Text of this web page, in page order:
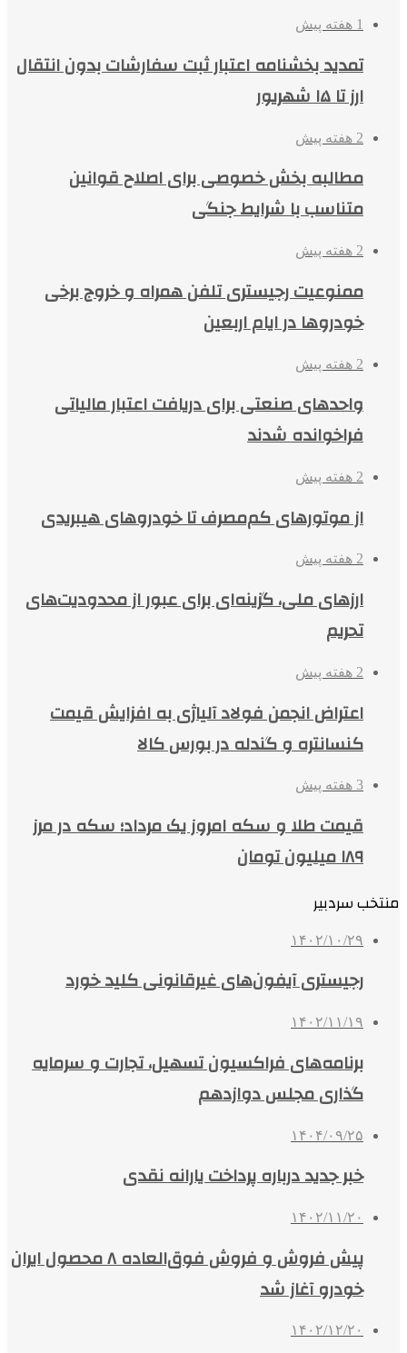
1 هفته پیش
تمدید بخشنامه اعتبار ثبت سفارشات بدون انتقال
ارز تا ۱۵ شهریور
2 هفته پیش
مطالبه بخش خصوصی برای اصلاح قوانین
متناسب با شرایط جنگی
2 هفته پیش
ممنوعیت رجیستری تلفن همراه و خروج برخی
خودروها در ایام اربعین
2 هفته پیش
واحدهای صنعتی برای دریافت اعتبار مالیاتی
فراخوانده شدند
2 هفته پیش
از موتورهای کم‌مصرف تا خودروهای هیبریدی
2 هفته پیش
ارزهای ملی، گزینه‌ای برای عبور از محدودیت‌های
تحریم
2 هفته پیش
اعتراض انجمن فولاد آلیاژی به افزایش قیمت
کنسانتره و گندله در بورس کالا
3 هفته پیش
قیمت طلا و سکه امروز یک مرداد؛ سکه در مرز
۱۸۹ میلیون تومان
منتخب سردبیر
۱۴۰۲/۱۰/۲۹
رجیستری آیفون‌های غیرقانونی کلید خورد
۱۴۰۲/۱۱/۱۹
برنامه‌های فراکسیون تسهیل، تجارت و سرمایه‌
گذاری مجلس دوازدهم
۱۴۰۴/۰۹/۲۵
خبر جدید درباره پرداخت یارانه نقدی
۱۴۰۲/۱۱/۲۰
پیش فروش و فروش فوق‌العاده ۸ محصول ایران
خودرو آغاز شد
۱۴۰۲/۱۲/۲۰